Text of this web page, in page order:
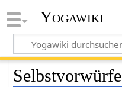
Yogawiki
Selbstvorwürfe